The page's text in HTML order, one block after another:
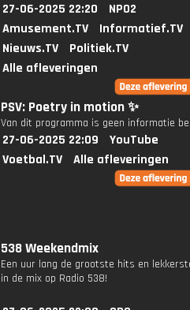
27-06-2025 22:20
NPO2
Amusement.TV
Informatief.TV
Nieuws.TV
Politiek.TV
Alle afleveringen
PSV: Poetry in motion ✨
Van dit programma is geen informatie
27-06-2025 22:09
YouTube
Voetbal.TV
Alle afleveringen
538 Weekendmix
Een uur lang de grootste hits en
in de mix op Radio 538!